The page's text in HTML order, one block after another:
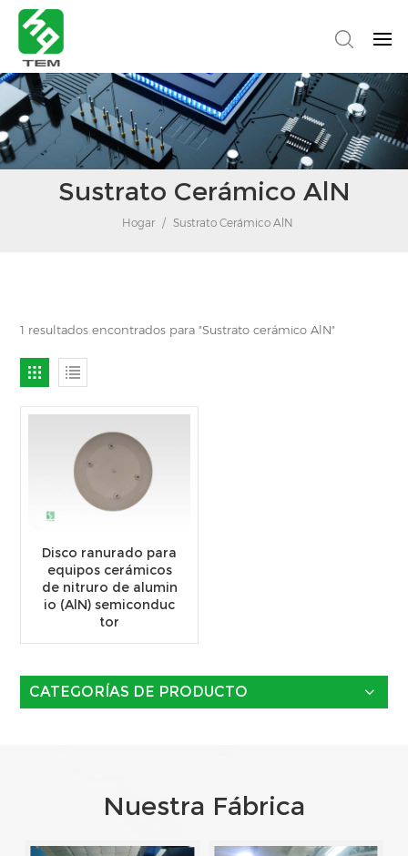
Sustrato Cerámico AlN
Hogar / Sustrato Cerámico AlN
1 resultados encontrados para "Sustrato cerámico AlN"
Disco ranurado para
equipos cerámicos
de nitruro de alumin
io (AlN) semiconduc
tor
CATEGORÍAS DE PRODUCTO
Nuestra Fábrica